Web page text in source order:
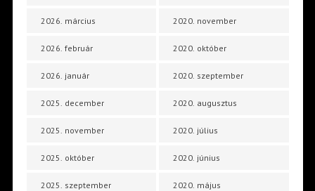
2026. március
2026. február
2026. január
2025. december
2025. november
2025. október
2025. szeptember
2020. november
2020. október
2020. szeptember
2020. augusztus
2020. július
2020. június
2020. május